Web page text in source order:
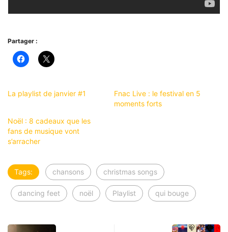
Partager :
La playlist de janvier #1
Fnac Live : le festival en 5
moments forts
Noël : 8 cadeaux que les
fans de musique vont
s’arracher
Tags: chansons christmas songs
dancing feet noël Playlist qui bouge